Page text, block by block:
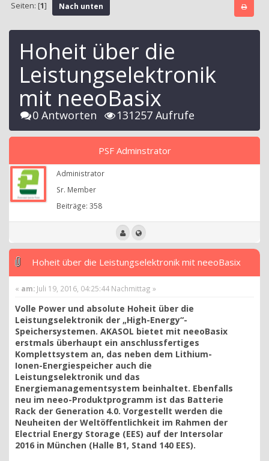
Seiten: [1] Nach unten
Hoheit über die
Leistungselektronik
mit neeoBasix
0 Antworten 131257 Aufrufe
PSF Adminstrator
Administrator
Sr. Member
Beiträge: 358
Hoheit über die Leistungselektronik mit neeoBasix
« am: Juli 19, 2016, 04:25:44 Nachmittag »
Volle Power und absolute Hoheit über die
Leistungselektronik der „High-Energy“-
Speichersystemen. AKASOL bietet mit neeoBasix
erstmals überhaupt ein anschlussfertiges
Komplettsystem an, das neben dem Lithium-
Ionen-Energiespeicher auch die
Leistungselektronik und das
Energiemanagementsystem beinhaltet. Ebenfalls
neu im neeo-Produktprogramm ist das Batterie
Rack der Generation 4.0. Vorgestellt werden die
Neuheiten der Weltöffentlichkeit im Rahmen der
Electrial Energy Storage (EES) auf der Intersolar
2016 in München (Halle B1, Stand 140 EES).